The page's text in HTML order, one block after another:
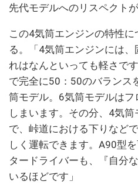
先代モデルへのリスペクトが
この4気筒エンジンの特性
る。「4気筒エンジンには
れはなんといっても軽さで
で完全に50：50のバランス
筒モデル。6気筒モデルは
しまいます。その分、4気
で、峠道における下りなど
しく運転できます。A90型
タードライバーも、『自分
いるほどです」